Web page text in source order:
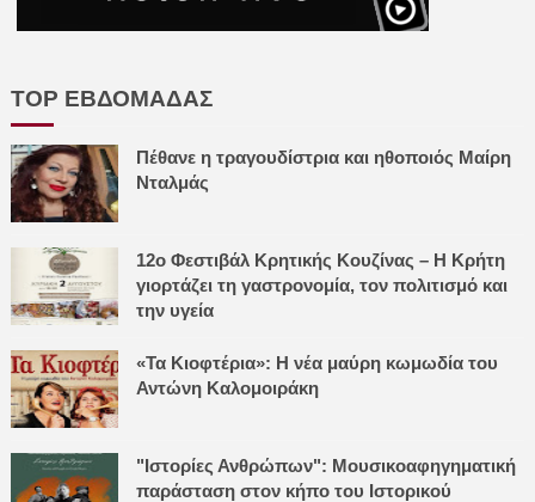
TOP ΕΒΔΟΜΑΔΑΣ
Πέθανε η τραγουδίστρια και ηθοποιός Μαίρη
Νταλμάς
12ο Φεστιβάλ Κρητικής Κουζίνας – Η Κρήτη
γιορτάζει τη γαστρονομία, τον πολιτισμό και
την υγεία
«Τα Κιοφτέρια»: Η νέα μαύρη κωμωδία του
Αντώνη Καλομοιράκη
"Ιστορίες Ανθρώπων": Μουσικοαφηγηματική
παράσταση στον κήπο του Ιστορικού